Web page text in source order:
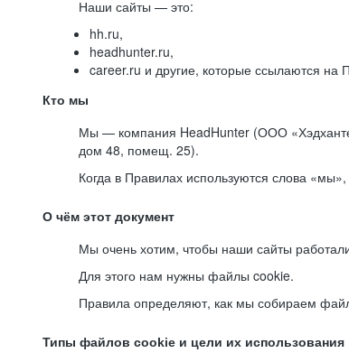
Наши сайты — это:
hh.ru,
headhunter.ru,
career.ru и другие, которые ссылаются
Кто мы
Мы — компания HeadHunter (ООО
дом 48, помещ. 25).
Когда в Правилах используются слова
О чём этот документ
Мы очень хотим, чтобы наши сайты
Для этого нам нужны файлы cookie.
Правила определяют, как мы собираем
Типы файлов cookie и цели их использования